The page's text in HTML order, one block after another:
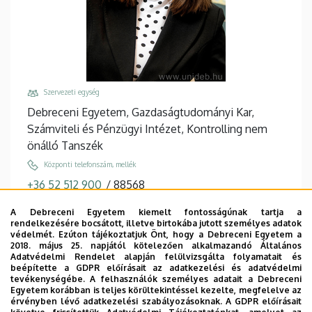
Szervezeti egység
Debreceni Egyetem, Gazdaságtudományi Kar,
Számviteli és Pénzügyi Intézet, Kontrolling nem
önálló Tanszék
Központi telefonszám, mellék
+36 52 512 900 / 88568
kiss.anita@econ.unideb.hu
Cím
4032 Debrecen, Böszörményi út 138.
Épület, emelet, ajtó
GTK Mag-Ház, 1. emelet, 107
A Debreceni Egyetem kiemelt fontosságúnak tartja a
rendelkezésére bocsátott, illetve birtokába jutott személyes adatok
védelmét. Ezúton tájékoztatjuk Önt, hogy a Debreceni Egyetem a
2018. május 25. napjától kötelezően alkalmazandó Általános
Adatvédelmi Rendelet alapján felülvizsgálta folyamatait és
beépítette a GDPR előírásait az adatkezelési és adatvédelmi
tevékenységébe. A felhasználók személyes adatait a Debreceni
Egyetem korábban is teljes körültekintéssel kezelte, megfelelve az
érvényben lévő adatkezelési szabályozásoknak. A GDPR előírásait